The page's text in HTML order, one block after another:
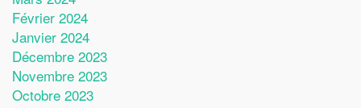
Février 2024
Janvier 2024
Décembre 2023
Novembre 2023
Octobre 2023